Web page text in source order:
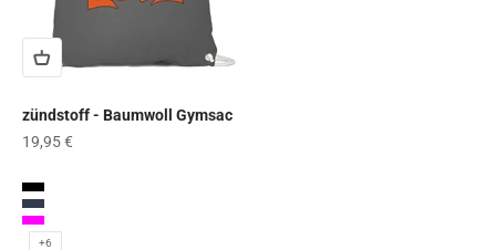
zündstoff - Baumwoll Gymsac
Angebot
19,95 €
Graphite Grey
Black
French Navy
Fuchsia
+6